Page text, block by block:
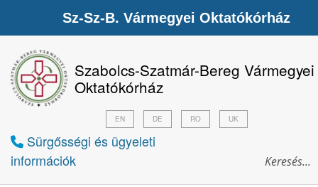
Szabolcs-Szatmár-Bereg Vármegyei
Oktatókórház
Sürgősségi és ügyeleti
információk
EN DE RO UK
Sz-Sz-B. Vármegyei Oktatókórház